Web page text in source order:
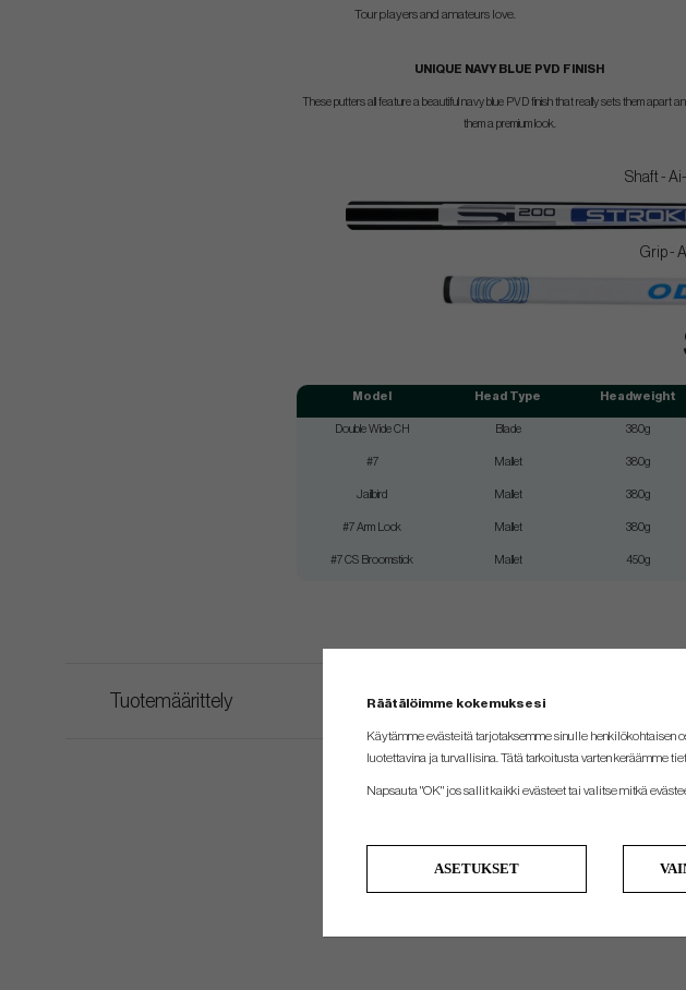
Tour players and amateurs love.
UNIQUE NAVY BLUE PVD FINISH
These putters all feature a beautiful navy blue PVD finish that really sets them apart
them a premium look.
Shaft -
Grip -
Model Head Type Headweight
Double Wide CH Blade 380g
#7 Mallet 380g
Jailbird Mallet 380g
#7 Arm Lock Mallet 380g
#7 CS Broomstick Mallet 450g
Tuotemäärittely Räätälöimme kokemuksesi
Käytämme evästeitä tarjotaksemme sinulle henkilökohtaisen
luotettavina ja turvallisina. Tätä tarkoitusta varten keräämme
Napsauta "OK" jos sallit kaikki evästeet tai valitse mitkä
ASETUKSET